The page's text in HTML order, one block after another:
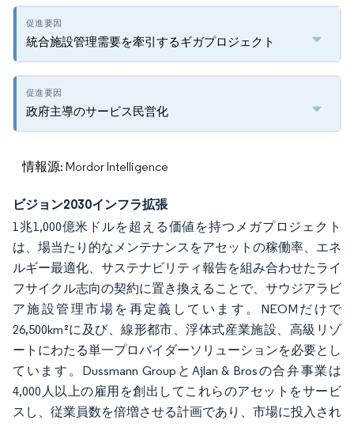
統合施設管理需要を牽引するギガプロジェクト
政府主導のサービス民営化
情報源: Mordor Intelligence
ビジョン2030インフラ拡張
1兆1,000億米ドルを超える価値を持つメガプロジェクト
は、場当たり的なメンテナンスをアセットの稼働率、エネ
ルギー最適化、サステナビリティ報告を組み合わせたライ
フサイクル志向の契約に置き換えることで、サウジアラビ
ア施設管理市場を再定義しています。NEOMだけで
26,500km²に及び、線形都市、浮体式産業施設、高級リゾ
ートにわたる単一プロバイダーソリューションを必要とし
ています。Dussmann GroupとAjlan & Brosの合弁事業は
4,000人以上の雇用を創出してこれらのアセットをサービ
スし、従業員数を倍増させる計画であり、市場に投入され